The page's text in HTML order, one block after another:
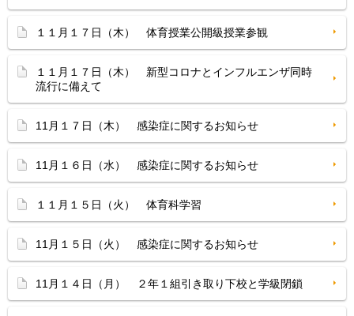
１１月１７日（木） 体育授業公開級授業参観
１１月１７日（木） 新型コロナとインフルエンザ同時
流行に備えて
11月１７日（木） 感染症に関するお知らせ
11月１６日（水） 感染症に関するお知らせ
１１月１５日（火） 体育科学習
11月１５日（火） 感染症に関するお知らせ
11月１４日（月） ２年１組引き取り下校と学級閉鎖